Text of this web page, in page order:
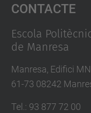
powered
Contacte
Escola
de Manresa
Manresa, Edifici
61-73 08242
Tel.: 93 877 72 00